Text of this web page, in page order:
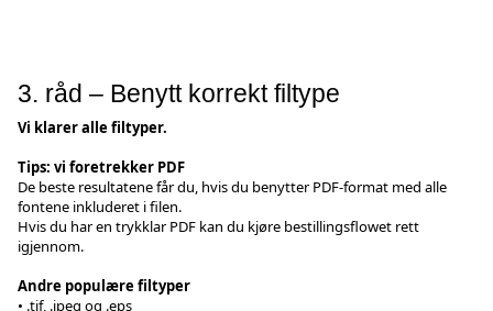
3. råd – Benytt korrekt filtype
Vi klarer alle filtyper.
Tips: vi foretrekker PDF
De beste resultatene får du, hvis du benytter PDF-format med alle
fontene inkluderet i filen.
Hvis du har en trykklar PDF kan du kjøre bestillingsflowet rett
igjennom.
Andre populære filtyper
• .tif, .jpeg og .eps